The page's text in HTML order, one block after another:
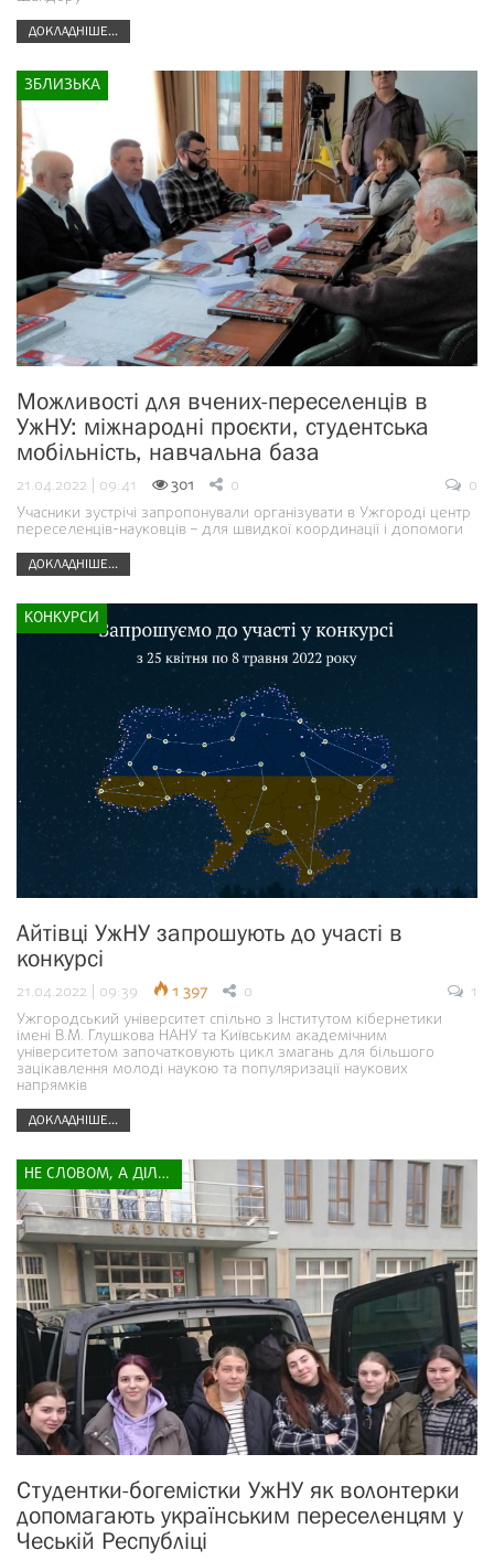
ДОКЛАДНІШЕ...
ЗБЛИЗЬКА
Можливості для вчених-переселенців в
УжНУ: міжнародні проєкти, студентська
мобільність, навчальна база
21.04.2022 | 09:41 301 0
0
Учасники зустрічі запропонували організувати в Ужгороді центр
переселенців-науковців – для швидкої координації і допомоги
ДОКЛАДНІШЕ...
КОНКУРСИ
Айтівці УжНУ запрошують до участі в
конкурсі
21.04.2022 | 09:39 1 397 0
1
Ужгородський університет спільно з Інститутом кібернетики
імені В.М. Глушкова НАНУ та Київським академічним
університетом започатковують цикл змагань для більшого
зацікавлення молоді наукою та популяризації наукових
напрямків
ДОКЛАДНІШЕ...
НЕ СЛОВОМ, А ДІЛОМ
Студентки-богемістки УжНУ як волонтерки
допомагають українським переселенцям у
Чеській Республіці